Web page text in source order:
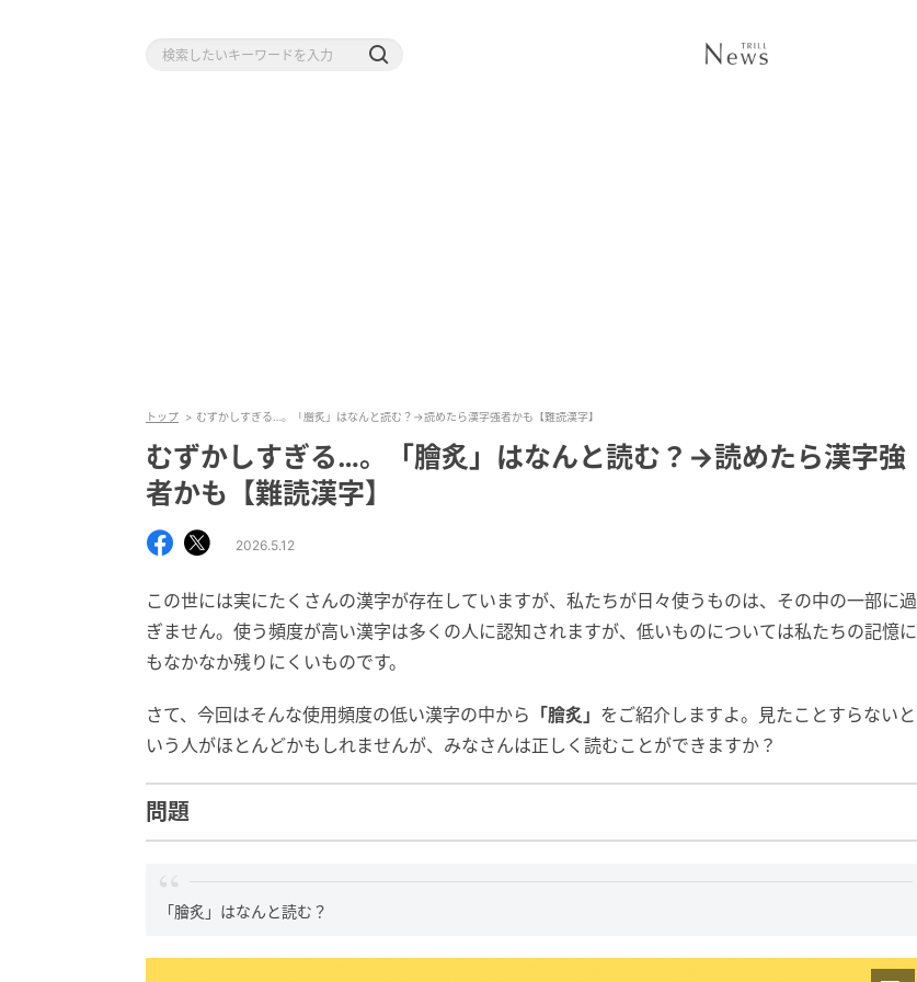
トップ むずかしすぎる…。「膾炙」はなんと読む？→読めたら漢字強者かも【難読漢字】
むずかしすぎる…。「膾炙」はなんと読む？→読めたら漢字強
者かも【難読漢字】
2026.5.12
この世には実にたくさんの漢字が存在していますが、私たちが日々使うものは、その中の一部に過
ぎません。使う頻度が高い漢字は多くの人に認知されますが、低いものについては私たちの記憶に
もなかなか残りにくいものです。
さて、今回はそんな使用頻度の低い漢字の中から 「膾炙」 をご紹介しますよ。見たことすらないと
いう人がほとんどかもしれませんが、みなさんは正しく読むことができますか？
問題
「膾炙」はなんと読む？